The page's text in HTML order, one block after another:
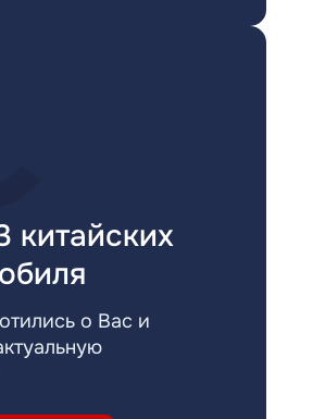
китайских
о Вас и